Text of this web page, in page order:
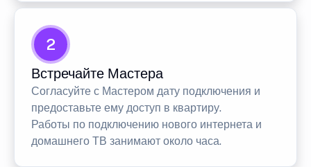
2
Встречайте Мастера
Согласуйте с Мастером дату подключения и
предоставьте ему доступ в квартиру.
Работы по подключению нового интернета и
домашнего ТВ занимают около часа.